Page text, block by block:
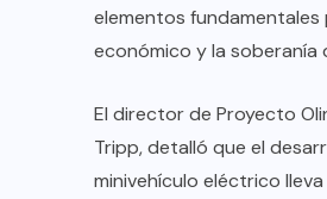
elementos fundamentales
económico y la soberanía
El director de Proyecto
Tripp, detalló que el
minivehículo eléctrico lleva